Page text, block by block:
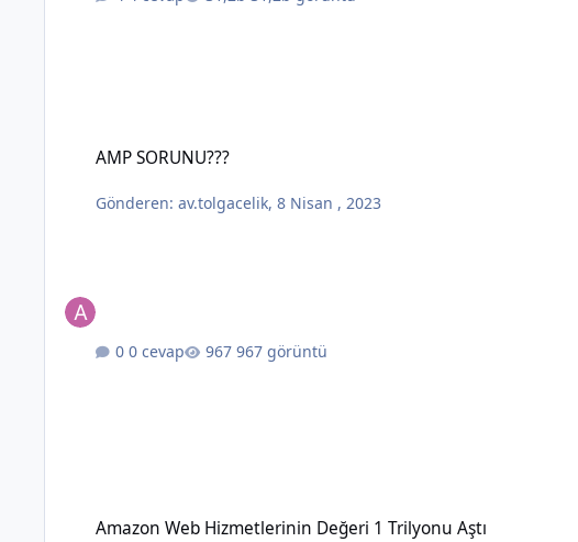
AMP SORUNU???
Gönderen:av.tolgacelik,8 Nisan , 2023
0 cevap 967 görüntü
Amazon Web Hizmetlerinin Değeri 1 Trilyonu Aştı